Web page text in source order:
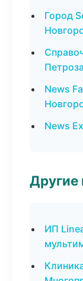
Город
News
News
Другие
ИП